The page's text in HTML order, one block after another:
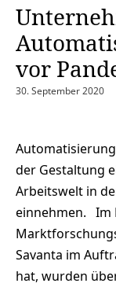
vor
30. September 2020
der Gestaltung
Arbeitswelt in
einnehmen. Im
Savanta im
hat, wurden